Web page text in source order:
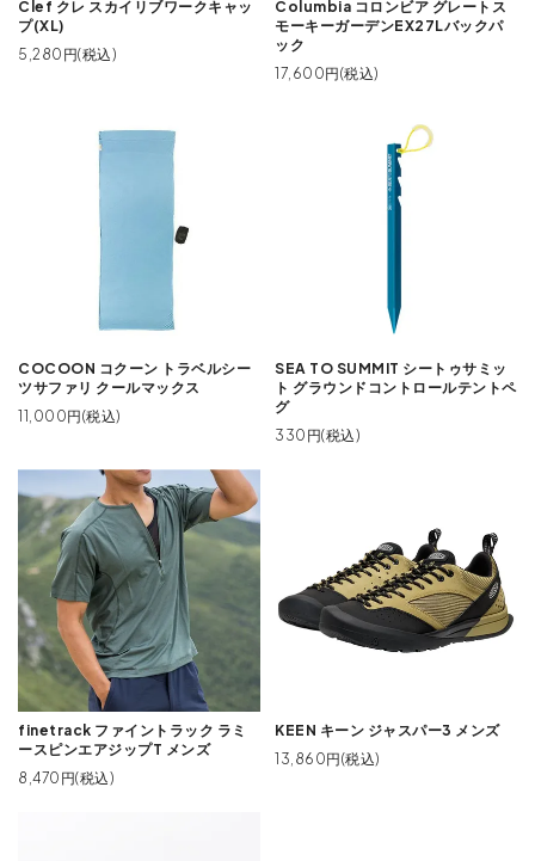
Clef クレ スカイリブワークキャッ
プ(XL)
5,280円(税込)
Columbia コロンビア グレートス
モーキーガーデンEX27Lバックパ
ック
17,600円(税込)
COCOON コクーン トラベルシー
ツサファリ クールマックス
11,000円(税込)
SEA TO SUMMIT シートゥサミッ
ト グラウンドコントロールテントペ
グ
330円(税込)
finetrack ファイントラック ラミ
ースピンエアジップT メンズ
8,470円(税込)
KEEN キーン ジャスパー3 メンズ
13,860円(税込)